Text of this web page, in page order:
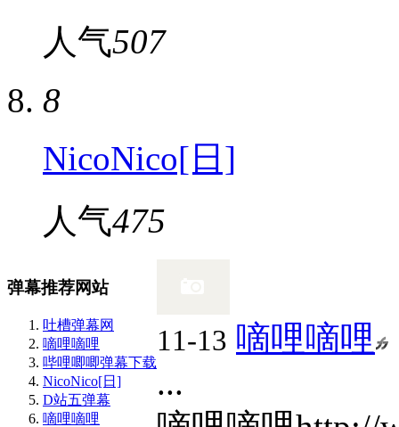
人气507
8
NicoNico[日]
人气475
弹幕推荐网站
吐槽弹幕网
嘀哩嘀哩
哔哩唧唧弹幕下载
NicoNico[日]
D站五弹幕
嘀哩嘀哩
11-13 嘀哩嘀哩
...